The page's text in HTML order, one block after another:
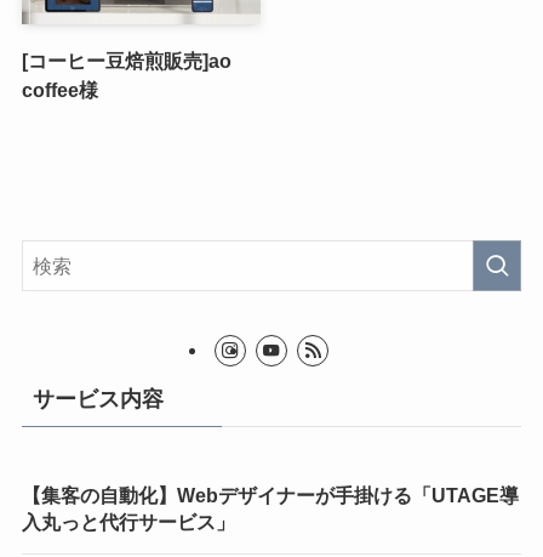
[コーヒー豆焙煎販売]ao
coffee様
サービス内容
【集客の自動化】Webデザイナーが手掛ける「UTAGE導
入丸っと代行サービス」